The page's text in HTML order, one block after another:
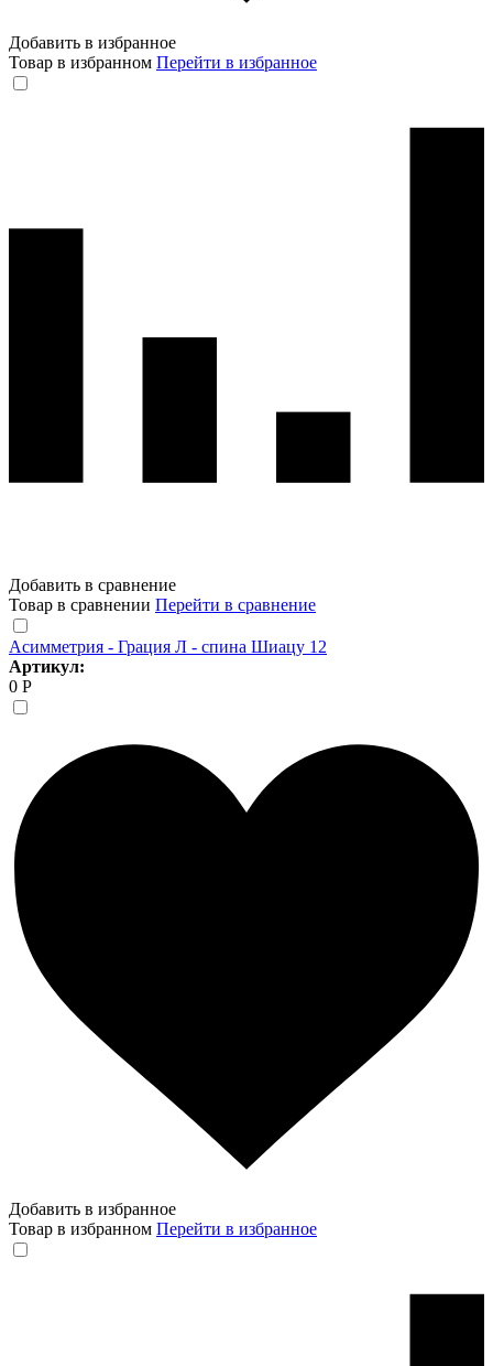
Добавить в избранное
Товар в избранном Перейти в избранное
Добавить в сравнение
Товар в сравнении Перейти в сравнение
Асимметрия - Грация Л - спина Шиацу 12
Артикул:
0 Р
Добавить в избранное
Товар в избранном Перейти в избранное